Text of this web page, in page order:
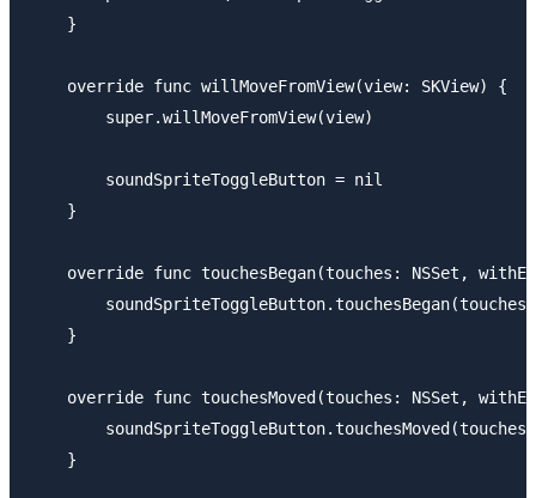
    }
    override func willMoveFromView(view: SKView) {
        super.willMoveFromView(view)
        soundSpriteToggleButton = nil
    }
override func touchesBegan(touches: NSSet,
    }
override func touchesMoved(touches: NSSet,
    }